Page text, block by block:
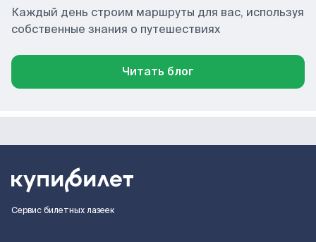
Каждый день строим маршруты для вас, используя
собственные знания о путешествиях
Читать блог
Сервис билетных лазеек